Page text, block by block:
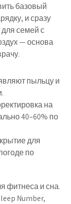
базовый
и сразу
семей с
— основа
пыльцу и
на
40–60% по
для
по
фитнеса и сна.
Number,